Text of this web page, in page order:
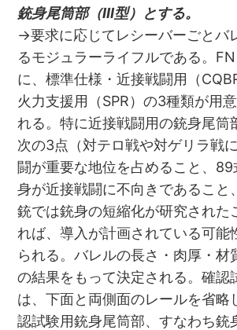
銃身尾筒部（III型）とする。
→要求に応じてレシーバーごとバ
るモジュラーライフルである。
に、標準仕様・近接戦闘用（
火力支援用（SPR）の3種類が用
れる。特に近接戦闘用の銃身尾筒
次の3点（対テロ戦や対ゲリラ戦
闘が重要な地位を占めること、
身が近接戦闘に不向きであること
銃では銃身の短縮化が研究された
れば、導入が計画されている可能
られる。バレルの長さ・肉厚・材
の結果をもって決定される。確認
は、下面と両側面のレールを省略
認試験用銃身尾筒部、すなわち銃